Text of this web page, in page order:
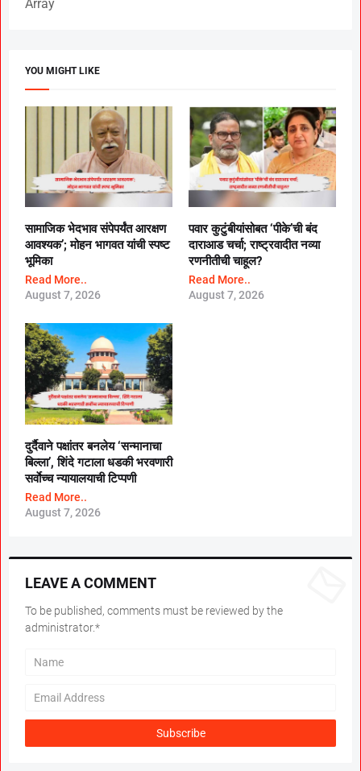
Array
YOU MIGHT LIKE
सामाजिक भेदभाव संपेपर्यंत आरक्षण
आवश्यक’; मोहन भागवत यांची स्पष्ट
भूमिका
Read More..
August 7, 2026
पवार कुटुंबीयांसोबत ‘पीके’ची बंद
दाराआड चर्चा; राष्ट्रवादीत नव्या
रणनीतीची चाहूल?
Read More..
August 7, 2026
दुर्दैवाने पक्षांतर बनलेय ‘सन्मानाचा
बिल्ला’, शिंदे गटाला धडकी भरवणारी
सर्वाेच्च न्यायालयाची टिप्पणी
Read More..
August 7, 2026
LEAVE A COMMENT
To be published, comments must be reviewed by the
administrator.*